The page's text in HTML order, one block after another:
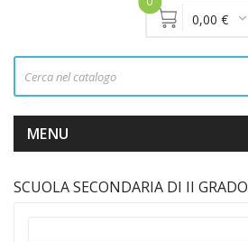
0,00 €
MENU
SCUOLA SECONDARIA DI II GRADO